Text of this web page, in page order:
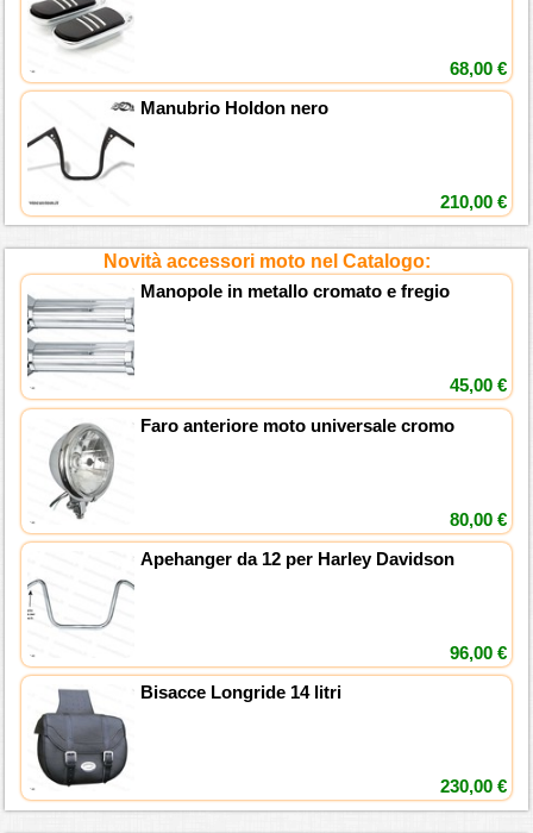
68,00 €
Manubrio Holdon nero
210,00 €
Novità accessori moto nel Catalogo:
Manopole in metallo cromato e fregio
45,00 €
Faro anteriore moto universale cromo
80,00 €
Apehanger da 12 per Harley Davidson
96,00 €
Bisacce Longride 14 litri
230,00 €